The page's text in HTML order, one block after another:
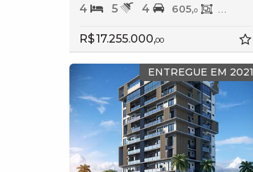
4 5 4 605,0 320,
R$ 17.255.000,00
ENTREGUE EM 2021